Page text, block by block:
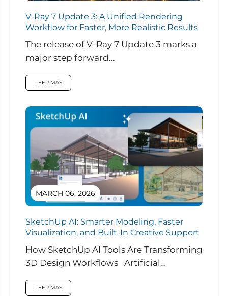
V-Ray 7 Update 3: A Unified Rendering
Workflow for Faster, More Realistic Results
The release of V-Ray 7 Update 3 marks a
major step forward...
LEER MÁS
MARCH 06, 2026
SketchUp AI: Smarter Modeling, Faster
Visualization, and Built-In Creative Support
How SketchUp AI Tools Are Transforming
3D Design Workflows Artificial
designers work, and...
LEER MÁS